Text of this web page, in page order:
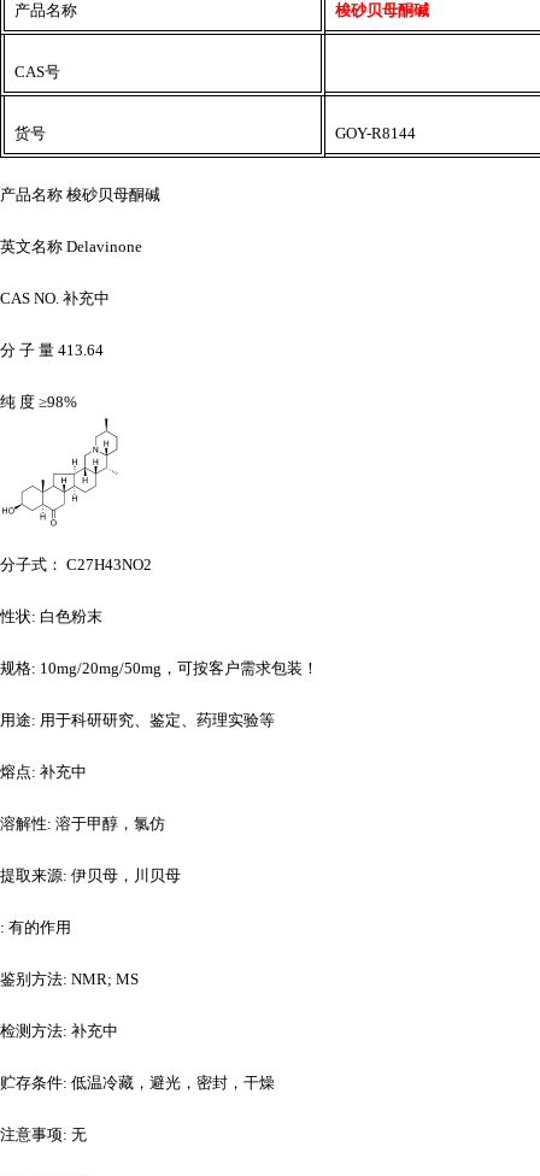
产品名称 梭砂贝母酮碱
CAS号
货号 GOY-R8144
产品名称 梭砂贝母酮碱
英文名称 Delavinone
CAS NO. 补充中
分 子 量 413.64
纯 度 ≥98%
分子式： C27H43NO2
性状: 白色粉末
规格: 10mg/20mg/50mg，可按客户需求包装！
用途: 用于科研研究、鉴定、药理实验等
熔点: 补充中
溶解性: 溶于甲醇，氯仿
提取来源: 伊贝母，川贝母
: 有的作用
鉴别方法: NMR; MS
检测方法: 补充中
贮存条件: 低温冷藏，避光，密封，干燥
注意事项: 无